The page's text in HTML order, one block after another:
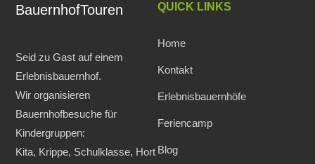
BauernhofTouren
Seid zu Gast auf einem
Erlebnisbauernhof.
Wir organisieren
Bauernhofbesuche für
Kindergruppen:
Kita, Krippe, Schulklasse, Hort
QUICK LINKS
Home
Kontakt
Erlebnisbauernhöfe
Feriencamp
Blog